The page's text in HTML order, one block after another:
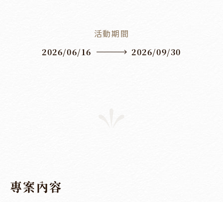
活動期間
2026/06/16 2026/09/30
專案內容